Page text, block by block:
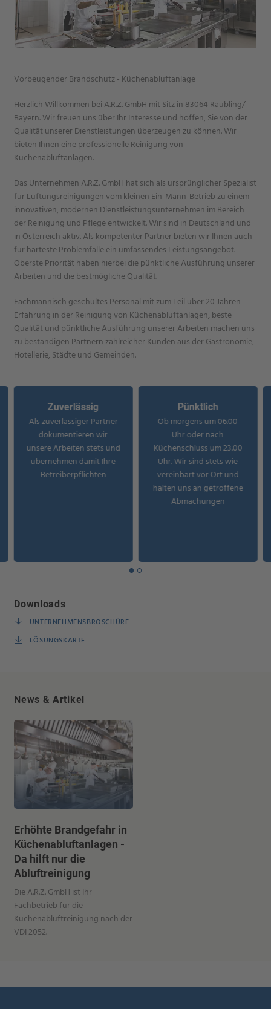
Vorbeugender Brandschutz - Küchenabluftanlage
Herzlich Willkommen bei A.R.Z. GmbH mit Sitz in 83064 Raubling/
Bayern. Wir freuen uns über Ihr Interesse und hoffen, Sie von der
Qualität unserer Dienstleistungen überzeugen zu können. Wir
bieten Ihnen eine professionelle Reinigung von
Küchenabluftanlagen.
Das Unternehmen A.R.Z. GmbH hat sich als ursprünglicher Spezialist
für Lüftungsreinigungen vom kleinen Ein-Mann-Betrieb zu einem
innovativen, modernen Dienstleistungsunternehmen im Bereich
der Reinigung und Pflege entwickelt. Wir sind in Deutschland und
in Österreich aktiv. Als kompetenter Partner bieten wir Ihnen auch
für härteste Problemfälle ein umfassendes Leistungsangebot.
Oberste Priorität haben hierbei die pünktliche Ausführung unserer
Arbeiten und die bestmögliche Qualität.
Fachmännisch geschultes Personal mit zum Teil über 20 Jahren
Erfahrung in der Reinigung von Küchenabluftanlagen, beste
Qualität und pünktliche Ausführung unserer Arbeiten machen uns
zu beständigen Partnern zahlreicher Kunden aus der Gastronomie,
Hotellerie, Städte und Gemeinden.
Zuverlässig
Als zuverlässiger Partner
dokumentieren wir
unsere Arbeiten stets und
übernehmen damit Ihre
Betreiberpflichten
Pünktlich
Ob morgens um 06.00
Uhr oder nach
Küchenschluss um 23.00
Uhr. Wir sind stets wie
vereinbart vor Ort und
halten uns an getroffene
Abmachungen
Downloads
UNTERNEHMENSBROSCHÜRE
LÖSUNGSKARTE
News & Artikel
Erhöhte Brandgefahr in
Küchenabluftanlagen -
Da hilft nur die
Abluftreinigung
Die A.R.Z. GmbH ist Ihr
Fachbetrieb für die
Küchenabluftreinigung nach der
VDI 2052.